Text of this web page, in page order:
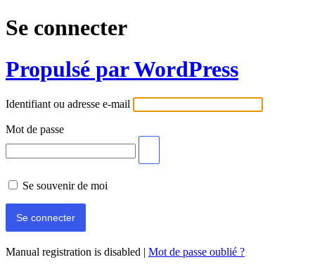
Se connecter
Propulsé par WordPress
Identifiant ou adresse e-mail
Mot de passe
Se souvenir de moi
Manual registration is disabled | Mot de passe oublié ?